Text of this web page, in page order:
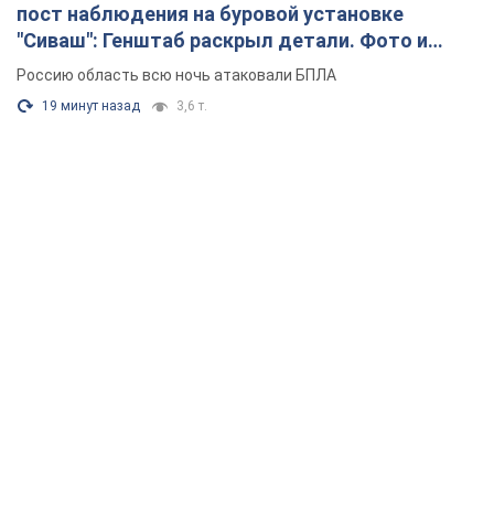
пост наблюдения на буровой установке
"Сиваш": Генштаб раскрыл детали. Фото и
видео
Россию область всю ночь атаковали БПЛА
19 минут назад 3,6 т.